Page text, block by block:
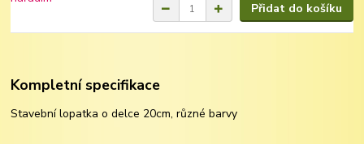
Přidat do košíku
Kompletní specifikace
Stavební lopatka o delce 20cm, různé barvy